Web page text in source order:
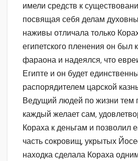
имели средств к
посвящая себя делам
наживы отличала только
египетского пленения он был
фараона и надеялся, что
Египте и он будет
распорядителем царской
Ведущий людей по жизни тем
каждый желает сам,
Кораха к деньгам и позволил
часть сокровищ, укрытых
находка сделала Кораха